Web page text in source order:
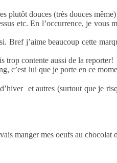
plutôt douces (très douces
etc. En l’occurrence, je
Bref j’aime beaucoup cette
trop contente aussi de la reporter!
c’est lui que je porte en ce
et autres (surtout que je
manger mes oeufs au chocolat